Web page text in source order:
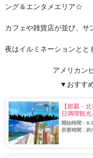
ング＆エンタメエリア☆
カフェや雑貨店が並び、サ
夜はイルミネーションとと
アメリカン
▼おすす
【那覇・
日満喫観
宇利島→御
《当サイト
開始時間：
※乗車場所に
所要時間：